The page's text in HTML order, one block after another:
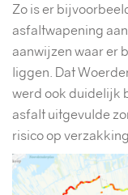
Zo is er
asfaltwapening
aanwijzen waar er
liggen. Dat
werd ook duidelijk
asfalt uitgevulde
risico op